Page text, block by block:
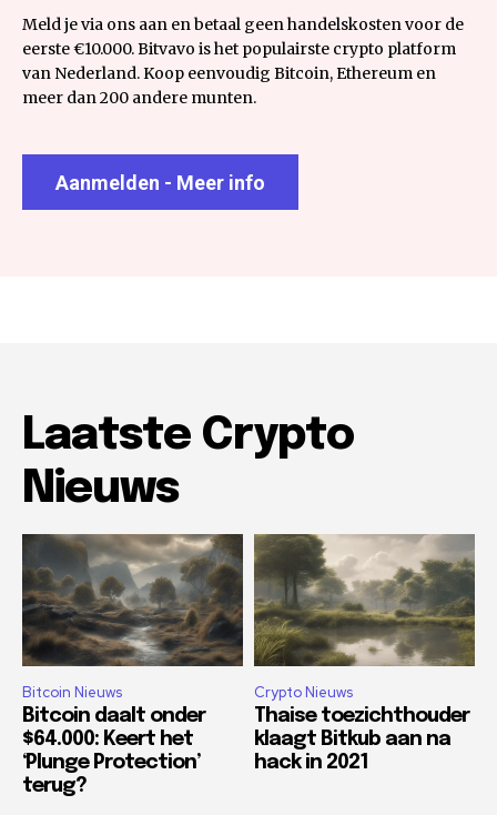
Meld je via ons aan en betaal geen handelskosten voor de
eerste €10.000. Bitvavo is het populairste crypto platform
van Nederland. Koop eenvoudig Bitcoin, Ethereum en
meer dan 200 andere munten.
Aanmelden - Meer info
Laatste Crypto
Nieuws
Bitcoin Nieuws
Bitcoin daalt onder
$64.000: Keert het
‘Plunge Protection’
terug?
Crypto Nieuws
Thaise toezichthouder
klaagt Bitkub aan na
hack in 2021